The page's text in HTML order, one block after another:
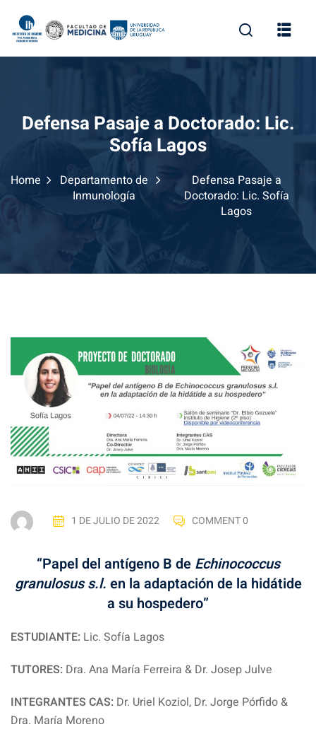
content
Defensa Pasaje a Doctorado: Lic.
Sofía Lagos
Home
Departamento de
Inmunología
Defensa Pasaje a
Doctorado: Lic. Sofía
Lagos
1 DE JULIO DE 2022 COMMENT 0
“Papel del antígeno B de Echinococcus
granulosus s.l. en la adaptación de la hidátide
a su hospedero”
ESTUDIANTE: Lic. Sofía Lagos
TUTORES: Dra. Ana María Ferreira & Dr. Josep Julve
INTEGRANTES CAS: Dr. Uriel Koziol, Dr. Jorge Pórfido &
Dra. María Moreno